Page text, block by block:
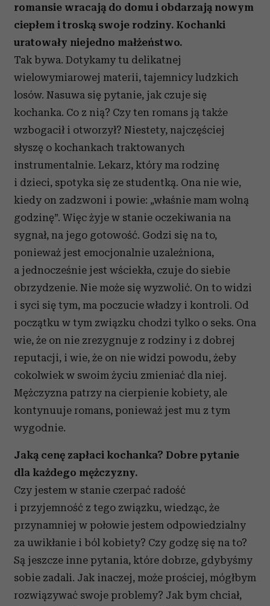
romansie wracają do domu i obdarzają nowym
ciepłem i troską swoje rodziny. Kochanki
uratowały niejedno małżeństwo.
Tak bywa. Dotykamy tu delikatnej
wielowymiarowej materii, tajemnicy ludzkich
losów. Nasuwa się pytanie, jak czuje się
kochanka. Co z nią? Czy ten romans ją także
wzbogacił i otworzył? Niestety, najczęściej
słyszę o kochankach traktowanych
instrumentalnie. Lekarz, który ma rodzinę
i dzieci, spotyka się ze studentką. Ona nie wie,
kiedy on zadzwoni i powie: „właśnie mam wolną
godzinę”. Więc żyje w stanie oczekiwania na
sygnał, na jego gotowość. Godzi się na to,
ponieważ jest emocjonalnie uzależniona,
a jednocześnie jest wściekła, czuje do siebie
obrzydzenie. Nie może się wyzwolić. On to widzi
i syci się tym, ma poczucie władzy i kontroli. Od
początku w tym związku chodzi tylko o seks. Ona
wie, że on nie zrezygnuje z rodziny i z dobrej
reputacji, i wie, że on nie widzi powodu, żeby
cokolwiek w swoim życiu zmieniać dla niej.
Mężczyzna patrzy na cierpienie kobiety, ale
kontynuuje romans, ponieważ jest mu z tym
wygodnie.
Jaką cenę zapłaci kochanka? Dobre pytanie
dla każdego mężczyzny.
Czy jestem w stanie czerpać radość
i przyjemność z tego związku, wiedząc, że
przynamniej w połowie jestem odpowiedzialny
za uwikłanie i ból kobiety? Czy godzę się na to?
Są jeszcze inne pytania, które dobrze, gdybyśmy
sobie zadali. Jak inaczej, może prościej, mógłbym
rozwiązywać swoje problemy? Jak bym chciał,